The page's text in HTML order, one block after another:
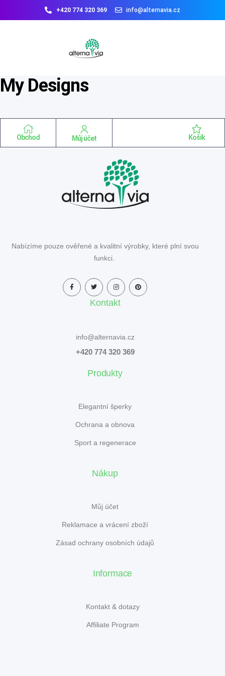
+420 774 320 369 info@alternavia.cz
My Designs
Obchod Můj účet Košík
Nabízíme pouze ověřené a kvalitní výrobky, které plní svou
funkci.
Kontakt
info@alternavia.cz
+420 774 320 369
Produkty
Elegantní šperky
Ochrana a obnova
Sport a regenerace
Nákup
Můj účet
Reklamace a vrácení zboží
Zásad ochrany osobních údajů
Informace
Kontakt & dotazy
Affiliate Program